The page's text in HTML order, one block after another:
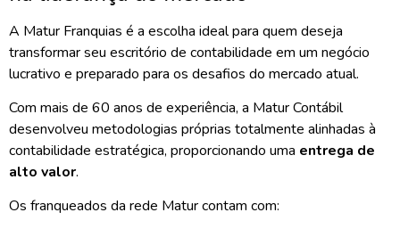
A Matur Franquias é a escolha ideal para quem deseja
transformar seu escritório de contabilidade em um negócio
lucrativo e preparado para os desafios do mercado atual.
Com mais de 60 anos de experiência, a Matur Contábil
desenvolveu metodologias próprias totalmente alinhadas à
contabilidade estratégica, proporcionando uma entrega de
alto valor.
Os franqueados da rede Matur contam com: